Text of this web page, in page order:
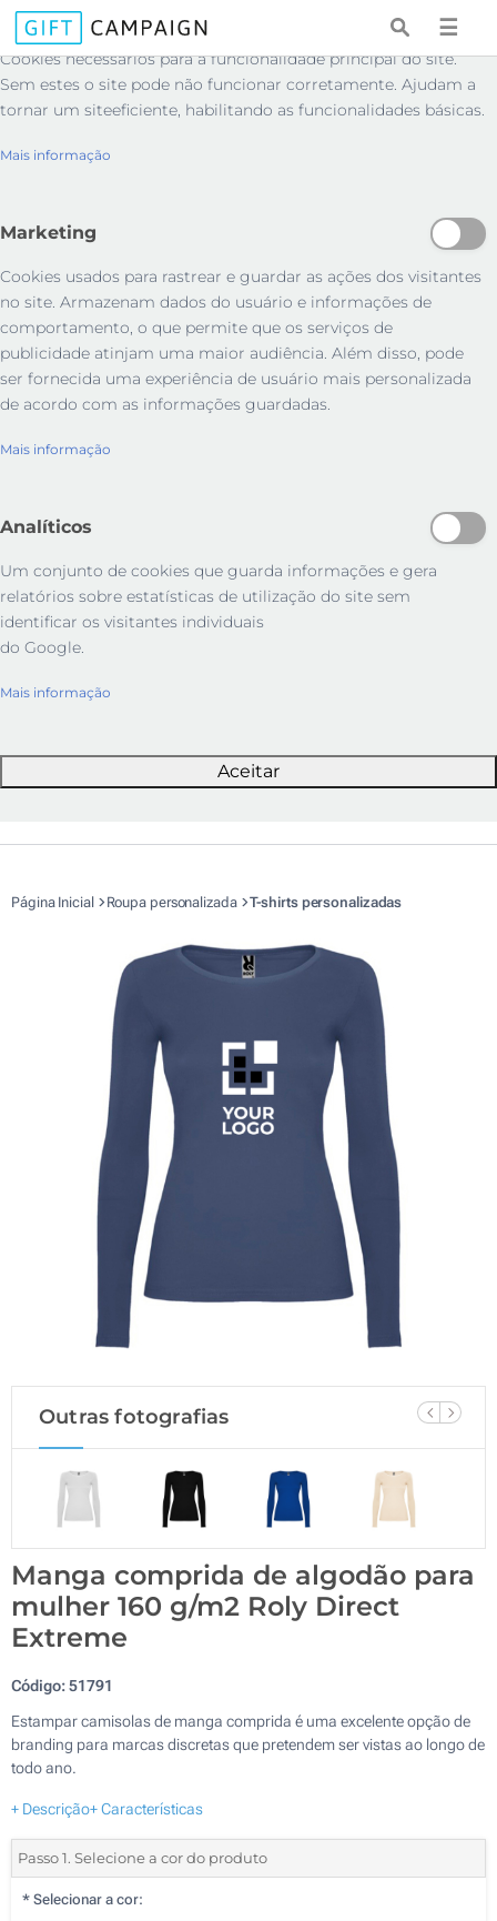
Essenciais
Cookies necessários para a funcionalidade principal do site.
Sem estes o site pode não funcionar corretamente. Ajudam a
tornar um siteeficiente, habilitando as funcionalidades básicas.
Mais informação
Marketing
Cookies usados ​​para rastrear e guardar as ações dos visitantes
no site. Armazenam dados do usuário e informações de
comportamento, o que permite que os serviços de
publicidade atinjam uma maior audiência. Além disso, pode
ser fornecida uma experiência de usuário mais personalizada
de acordo com as informações guardadas.
Mais informação
Analíticos
Um conjunto de cookies que guarda informações e gera
relatórios sobre estatísticas de utilização do site sem
identificar os visitantes individuais
do Google.
Mais informação
Aceitar
☰
Página Inicial Roupa personalizada T-shirts personalizadas
Outras fotografias
Manga comprida de algodão para
mulher 160 g/m2 Roly Direct
Extreme
Código:51791
Estampar camisolas de manga comprida é uma excelente opção de
branding para marcas discretas que pretendem ser vistas ao longo de
todo ano.
+ Descrição+ Características
Passo 1. Selecione a cor do produto
* Selecionar a cor: